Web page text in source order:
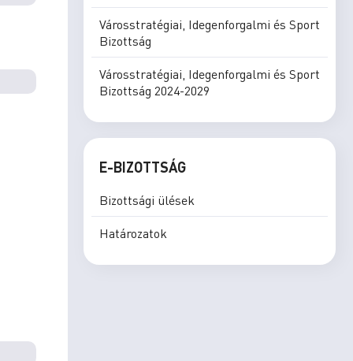
Városstratégiai, Idegenforgalmi és Sport
Bizottság
Városstratégiai, Idegenforgalmi és Sport
Bizottság 2024-2029
E-BIZOTTSÁG
Bizottsági ülések
Határozatok